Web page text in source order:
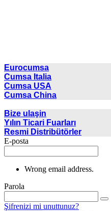
Eurocumsa
Cumsa Italia
Cumsa USA
Cumsa China
Bize ulaşin
Yılın Ticari Fuarları
Resmi Distribütörler
E-posta
Wrong email address.
Parola
Şifrenizi mi unuttunuz?